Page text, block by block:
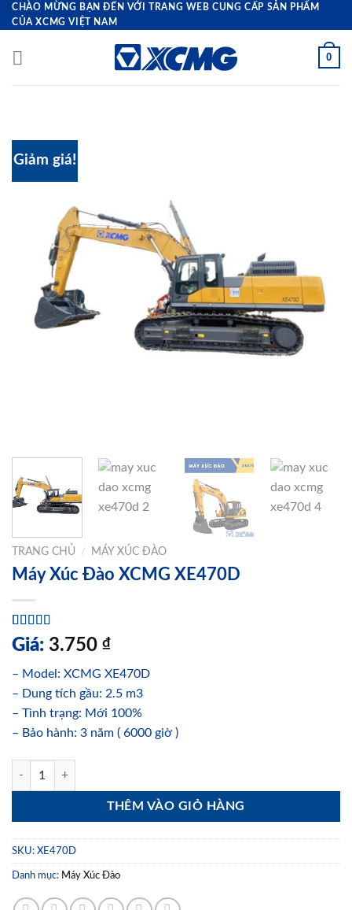
Bỏ
qua
dung
CHÀO MỪNG BẠN ĐẾN VỚI TRANG WEB CUNG CẤP SẢN PHẨM
CỦA XCMG VIỆT NAM
0
Giảm giá!
TRANG CHỦ / MÁY XÚC ĐÀO
Máy Xúc Đào XCMG XE470D
5.00trên 5
dựa trên
1
Giá: 3.750 ₫
– Model: XCMG XE470D
– Dung tích gầu: 2.5 m3
– Tình trạng: Mới 100%
– Bảo hành: 3 năm ( 6000 giờ )
THÊM VÀO GIỎ HÀNG
SKU: XE470D
Danh mục: Máy Xúc Đào